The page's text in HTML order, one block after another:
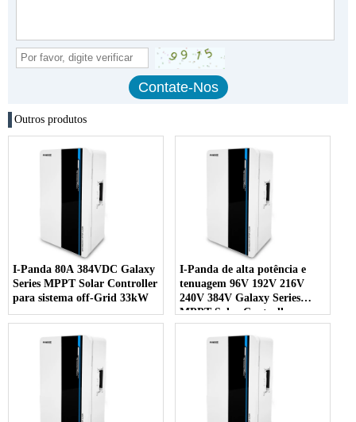
Outros produtos
I-Panda 80A 384VDC Galaxy
Series MPPT Solar Controller
para sistema off-Grid 33kW
I-Panda de alta potência e
tenuagem 96V 192V 216V
240V 384V Galaxy Series
MPPT Solar Controller